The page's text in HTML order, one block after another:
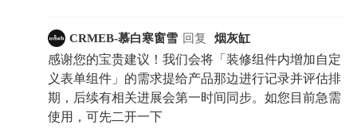
CRMEB-慕白寒窗雪 回复 烟灰缸
感谢您的宝贵建议！我们会将「装修组件内增加自定
义表单组件」的需求提给产品那边进行记录并评估排
期，后续有相关进展会第一时间同步。如您目前急需
使用，可先二开一下